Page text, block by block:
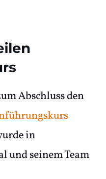
Abschluss den
in
und seinem Team